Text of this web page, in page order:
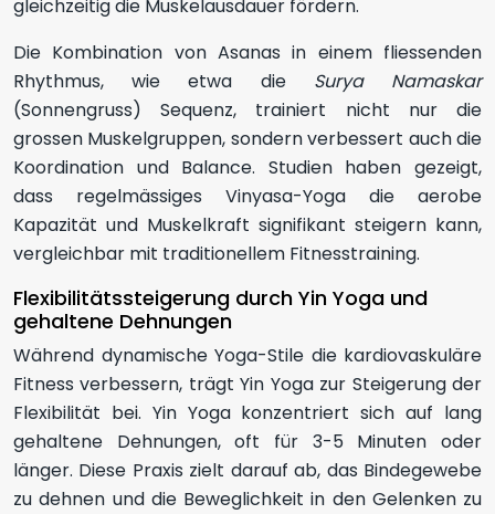
gleichzeitig die Muskelausdauer fördern.
Die Kombination von Asanas in einem fliessenden
Rhythmus, wie etwa die Surya Namaskar
(Sonnengruss) Sequenz, trainiert nicht nur die
grossen Muskelgruppen, sondern verbessert auch die
Koordination und Balance. Studien haben gezeigt,
dass regelmässiges Vinyasa-Yoga die aerobe
Kapazität und Muskelkraft signifikant steigern kann,
vergleichbar mit traditionellem Fitnesstraining.
Flexibilitätssteigerung durch Yin Yoga und
gehaltene Dehnungen
Während dynamische Yoga-Stile die kardiovaskuläre
Fitness verbessern, trägt Yin Yoga zur Steigerung der
Flexibilität bei. Yin Yoga konzentriert sich auf lang
gehaltene Dehnungen, oft für 3-5 Minuten oder
länger. Diese Praxis zielt darauf ab, das Bindegewebe
zu dehnen und die Beweglichkeit in den Gelenken zu